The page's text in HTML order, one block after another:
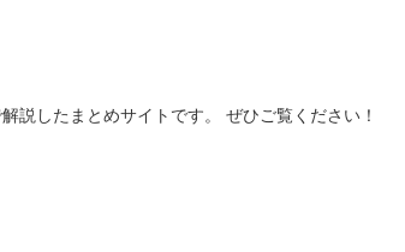
説したまとめサイトです。 ぜひご覧ください！